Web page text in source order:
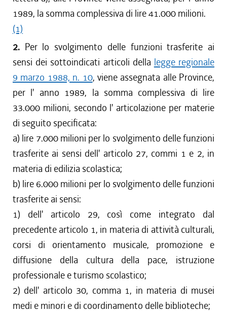
1989, la somma complessiva di lire 41.000 milioni.
(1)
2. Per lo svolgimento delle funzioni trasferite ai
sensi dei sottoindicati articoli della legge regionale
9 marzo 1988, n. 10, viene assegnata alle Province,
per l' anno 1989, la somma complessiva di lire
33.000 milioni, secondo l' articolazione per materie
di seguito specificata:
a) lire 7.000 milioni per lo svolgimento delle funzioni
trasferite ai sensi dell' articolo 27, commi 1 e 2, in
materia di edilizia scolastica;
b) lire 6.000 milioni per lo svolgimento delle funzioni
trasferite ai sensi:
1) dell' articolo 29, così come integrato dal
precedente articolo 1, in materia di attività culturali,
corsi di orientamento musicale, promozione e
diffusione della cultura della pace, istruzione
professionale e turismo scolastico;
2) dell' articolo 30, comma 1, in materia di musei
medi e minori e di coordinamento delle biblioteche;